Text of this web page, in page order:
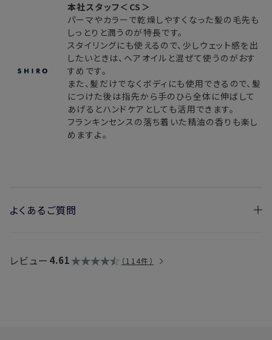
本社スタッフ＜CS＞
パーマやカラーで乾燥しやすくなった髪の毛先も
しっとりと潤うのが特長です。
スタイリングにも使えるので、少しウェット感を出
したいときは、ヘアオイルと混ぜて使うのがおす
すめです。
また、髪だけでなくボディにも使用できるので、髪
につけた後は指先から手のひら全体に伸ばして
あげるとハンドケアとしても活用できます。
フランキンセンスの落ち着いた精油の香りも楽し
めますよ。
よくあるご質問
ーやオリーブオイルなどボディの保湿にもおすすめの植物オイ
レビュー 4.61 114件